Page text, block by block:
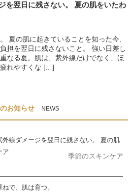
を翌日に残さない。 夏の肌をいたわ
夏の肌に起きていることを知った今、
担を翌日に残さないこと。 強い日差し
なる夏。肌は、紫外線だけでなく、ほ
れやすくな […]
お知らせ NEWS
外線ダメージを翌日に残さない。 夏の肌
ア
季節のスキンケア
み重ねで、肌は育つ。